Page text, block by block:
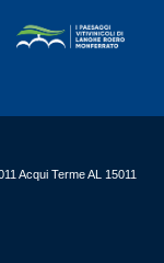
Acqui Terme AL 15011